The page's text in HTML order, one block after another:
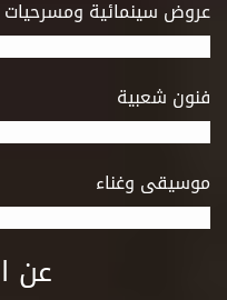
عروض سينمائية ومسرحيات
فنون شعبية
موسيقى وغناء
عن